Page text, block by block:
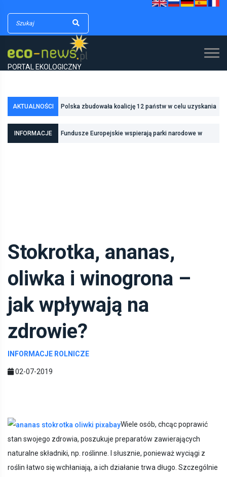
PORTAL EKOLOGICZNY
AKTUALNOŚCI
Poznań zwiększa odporność na zmiany klimatu dzięki
inwestycjom w zielono-niebieską infrastrukturę
dodatkowych środków na inwestycje w transformację
INFORMACJE Fundusze Europejskie wspierają parki narodowe w
Stokrotka, ananas,
oliwka i winogrona –
jak wpływają na
zdrowie?
INFORMACJE ROLNICZE
02-07-2019
Wiele osób, chcąc poprawić
stan swojego zdrowia, poszukuje preparatów zawierających
naturalne składniki, np. roślinne. I słusznie, ponieważ wyciągi z
roślin łatwo się wchłaniają, a ich działanie trwa długo. Szczególnie